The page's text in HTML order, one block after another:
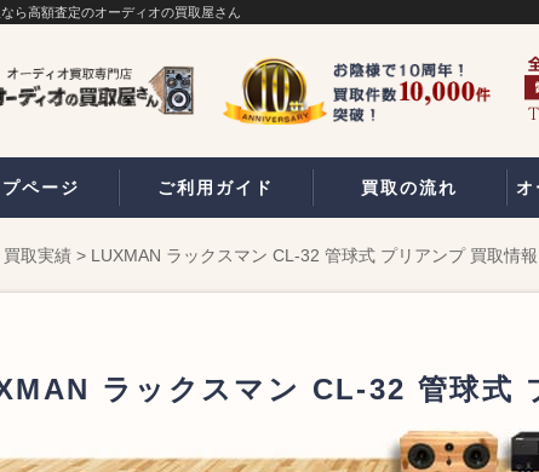
ら高額査定のオーディオの買取屋さん
プページ ご利用ガイド 買取の流れ オ
買取実績 > LUXMAN ラックスマン CL-32 管球式 プリアンプ 買取情報
ラックスマン CL-32 管球式